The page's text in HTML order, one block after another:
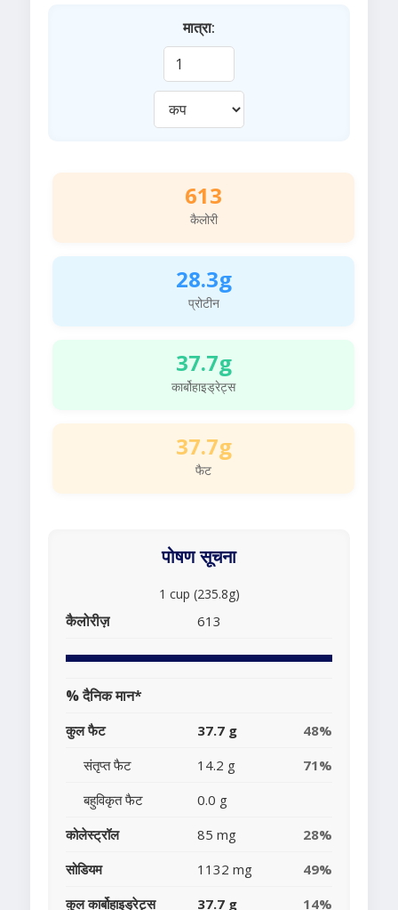
मात्रा:
613
कैलोरी
28.3g
प्रोटीन
37.7g
कार्बोहाइड्रेट्स
37.7g
फैट
पोषण सूचना
1 cup (235.8g)
कैलोरीज़ 613
% दैनिक मान*
कुल फैट 37.7 g
48%
संतृप्त फैट
14.2 g
71%
बहुविकृत फैट
0.0 g
कोलेस्ट्रॉल
85 mg
28%
सोडियम
1132 mg
49%
कुल कार्बोहाइड्रेट्स
37.7 g 14%